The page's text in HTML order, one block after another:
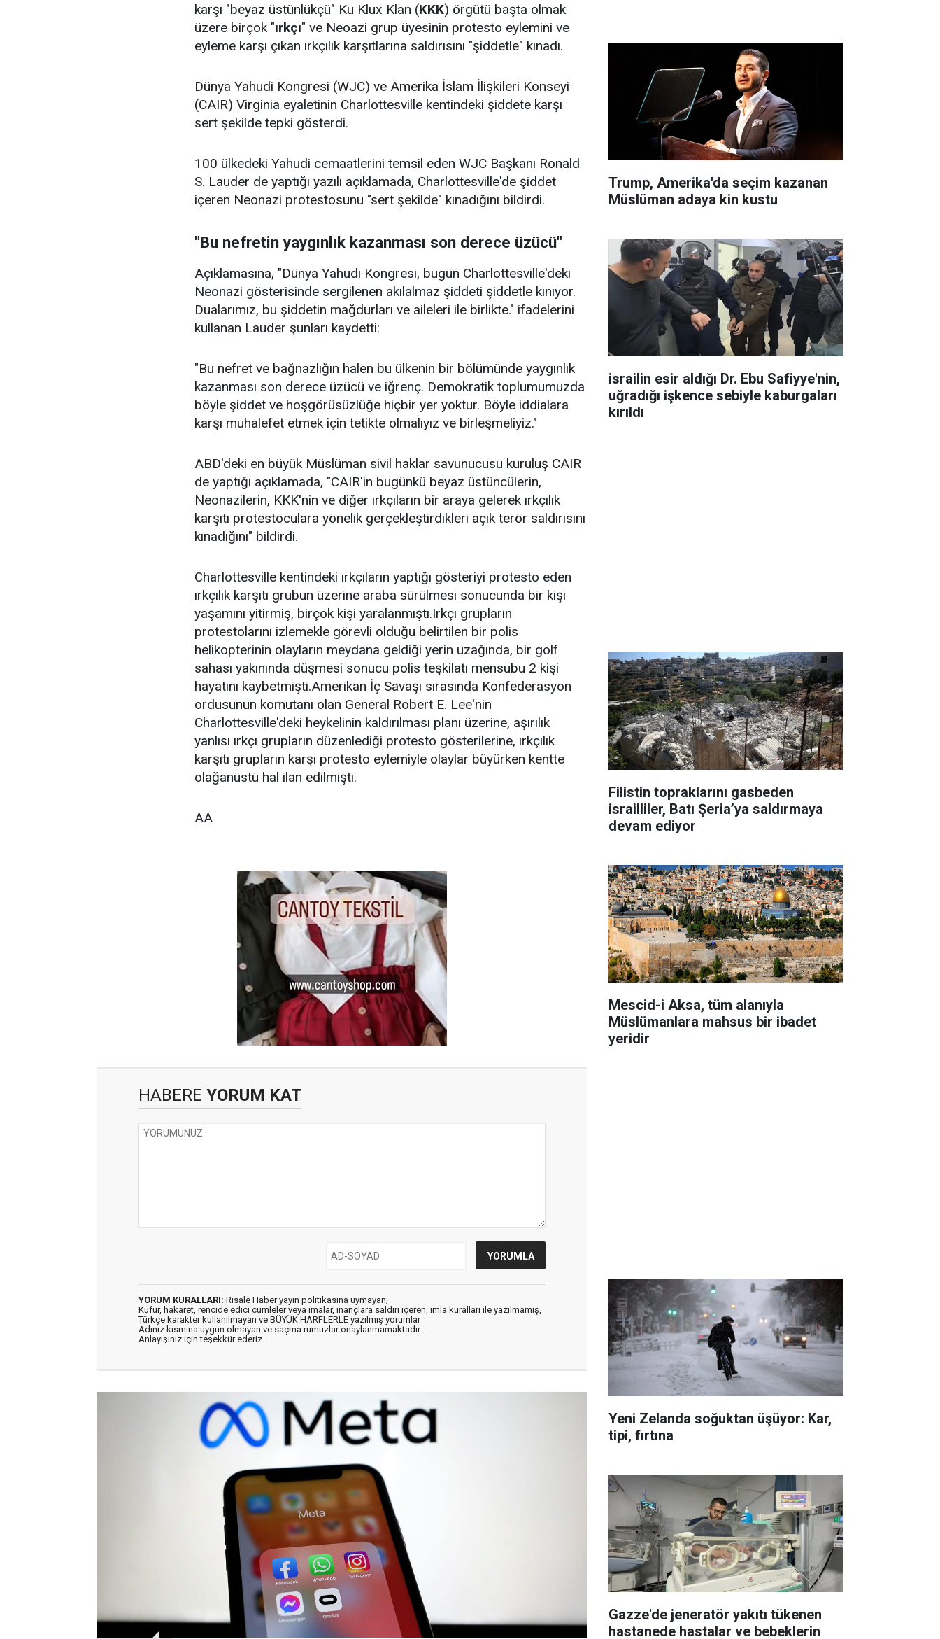
karşı "beyaz üstünlükçü" Ku Klux Klan (KKK) örgütü başta olmak
üzere birçok "ırkçı" ve Neoazi grup üyesinin protesto eylemini ve
eyleme karşı çıkan ırkçılık karşıtlarına saldırısını "şiddetle" kınadı.
Dünya Yahudi Kongresi (WJC) ve Amerika İslam İlişkileri Konseyi
(CAIR) Virginia eyaletinin Charlottesville kentindeki şiddete karşı
sert şekilde tepki gösterdi.
100 ülkedeki Yahudi cemaatlerini temsil eden WJC Başkanı Ronald
S. Lauder de yaptığı yazılı açıklamada, Charlottesville'de şiddet
içeren Neonazi protestosunu "sert şekilde" kınadığını bildirdi.
"Bu nefretin yaygınlık kazanması son derece üzücü"
Açıklamasına, "Dünya Yahudi Kongresi, bugün Charlottesville'deki
Neonazi gösterisinde sergilenen akılalmaz şiddeti şiddetle kınıyor.
Dualarımız, bu şiddetin mağdurları ve aileleri ile birlikte." ifadelerini
kullanan Lauder şunları kaydetti:
"Bu nefret ve bağnazlığın halen bu ülkenin bir bölümünde yaygınlık
kazanması son derece üzücü ve iğrenç. Demokratik toplumumuzda
böyle şiddet ve hoşgörüsüzlüğe hiçbir yer yoktur. Böyle iddialara
karşı muhalefet etmek için tetikte olmalıyız ve birleşmeliyiz."
ABD'deki en büyük Müslüman sivil haklar savunucusu kuruluş CAIR
de yaptığı açıklamada, "CAIR'in bugünkü beyaz üstüncülerin,
Neonazilerin, KKK'nin ve diğer ırkçıların bir araya gelerek ırkçılık
karşıtı protestoculara yönelik gerçekleştirdikleri açık terör saldırısını
kınadığını" bildirdi.
Charlottesville kentindeki ırkçıların yaptığı gösteriyi protesto eden
ırkçılık karşıtı grubun üzerine araba sürülmesi sonucunda bir kişi
yaşamını yitirmiş, birçok kişi yaralanmıştı.Irkçı grupların
protestolarını izlemekle görevli olduğu belirtilen bir polis
helikopterinin olayların meydana geldiği yerin uzağında, bir golf
sahası yakınında düşmesi sonucu polis teşkilatı mensubu 2 kişi
hayatını kaybetmişti.Amerikan İç Savaşı sırasında Konfederasyon
ordusunun komutanı olan General Robert E. Lee'nin
Charlottesville'deki heykelinin kaldırılması planı üzerine, aşırılık
yanlısı ırkçı grupların düzenlediği protesto gösterilerine, ırkçılık
karşıtı grupların karşı protesto eylemiyle olaylar büyürken kentte
olağanüstü hal ilan edilmişti.
AA
HABERE YORUM KAT
YORUM KURALLARI: Risale Haber yayın politikasına uymayan;
Küfür, hakaret, rencide edici cümleler veya imalar, inançlara saldırı içeren, imla kuralları ile yazılmamış,
Türkçe karakter kullanılmayan ve BÜYÜK HARFLERLE yazılmış yorumlar
Adınız kısmına uygun olmayan ve saçma rumuzlar onaylanmamaktadır.
Anlayışınız için teşekkür ederiz.
Trump, Amerika'da seçim kazanan
Müslüman adaya kin kustu
israilin esir aldığı Dr. Ebu Safiyye'nin,
uğradığı işkence sebiyle kaburgaları
kırıldı
Filistin topraklarını gasbeden
israilliler, Batı Şeria’ya saldırmaya
devam ediyor
Mescid-i Aksa, tüm alanıyla
Müslümanlara mahsus bir ibadet
yeridir
Yeni Zelanda soğuktan üşüyor: Kar,
tipi, fırtına
Gazze'de jeneratör yakıtı tükenen
hastanede hastalar ve bebeklerin